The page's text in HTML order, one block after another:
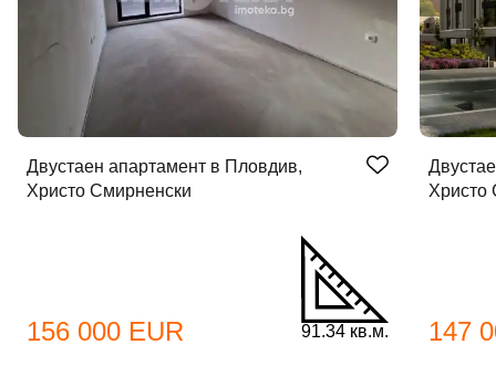
Двустаен апартамент в Пловдив,
Христо Смирненски
156 000 EUR 91.34 кв.м.
Христо
147